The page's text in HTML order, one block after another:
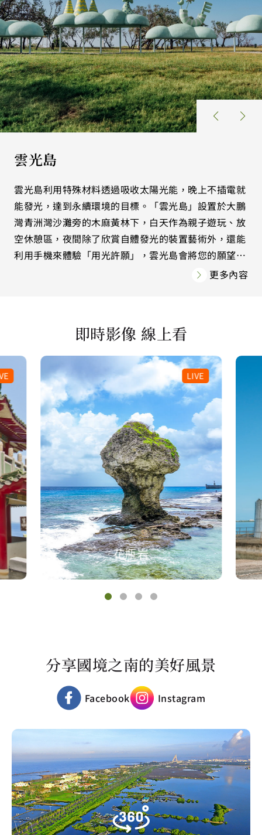
雲光島
雲光島利用特殊材料透過吸收太陽光能，晚上不插電就
能發光，達到永續環境的目標。「雲光島」設置於大鵬
灣青洲灣沙灘旁的木麻黃林下，白天作為親子遊玩、放
空休憩區，夜間除了欣賞自體發光的裝置藝術外，還能
利用手機來體驗「用光許願」，雲光島會將您的願望傳
更多內容
即時影像 線上看
花瓶岩
LIVE
分享國境之南的美好風景
Facebook Instagram